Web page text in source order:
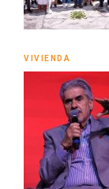
VIVIENDA